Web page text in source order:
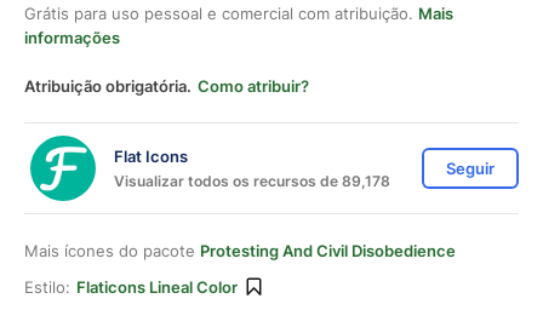
Grátis para uso pessoal e comercial com atribuição. Mais
informações
Atribuição obrigatória. Como atribuir?
Flat Icons
Visualizar todos os recursos de 89,178
Seguir
Mais ícones do pacote Protesting And Civil Disobedience
Estilo: Flaticons Lineal Color